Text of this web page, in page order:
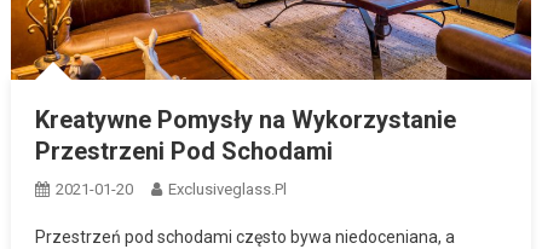
Kreatywne Pomysły na Wykorzystanie
Przestrzeni Pod Schodami
2021-01-20 Exclusiveglass.pl
Przestrzeń pod schodami często bywa niedoceniana, a